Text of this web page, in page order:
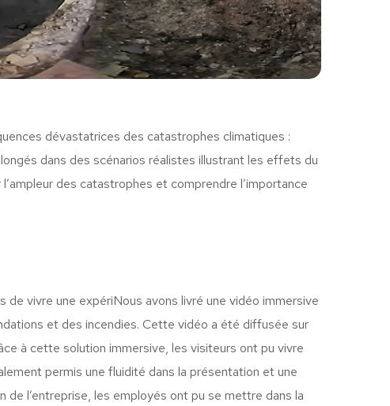
dévastatrices des catastrophes climatiques :
dans des scénarios réalistes illustrant les effets du
des catastrophes et comprendre l’importance
vivre une expériNous avons livré une vidéo immersive
et des incendies. Cette vidéo a été diffusée sur
à cette solution immersive, les visiteurs ont pu vivre
permis une fluidité dans la présentation et une
de l’entreprise, les employés ont pu se mettre dans la